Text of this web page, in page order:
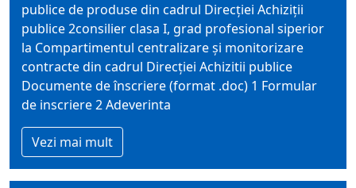
publice de produse din cadrul Direcției Achiziții
publice 2consilier clasa I, grad profesional siperior
la Compartimentul centralizare și monitorizare
contracte din cadrul Direcției Achizitii publice
Documente de înscriere (format .doc) 1 Formular
de inscriere 2 Adeverinta
Vezi mai mult